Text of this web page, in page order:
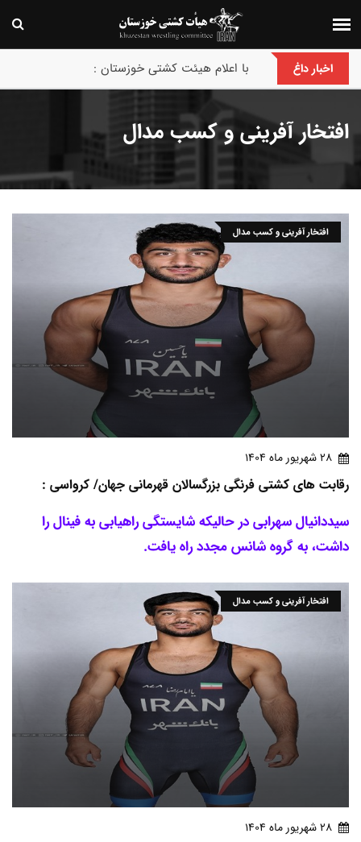
اخبار داغ پایان رقابت های بین‌المللی جام حسن گمیجی و
افتخار آفرینی و کسب مدال
افتخار آفرینی و کسب مدال
28 شهريور ماه 1404
رقابت های کشتی فرنگی بزرگسالان قهرمانی جهان/ کرواسی :
سیددانیال سهرابی در حالیکه شایستگی راهیابی به فینال را
داشت، به گروه شانس مجدد راه یافت.
افتخار آفرینی و کسب مدال
28 شهريور ماه 1404